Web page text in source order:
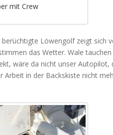
mit Crew
berüchtigte Löwengolf zeigt sich
das Wetter. Wale
wäre da nicht unser
Arbeit in der Backskiste nicht